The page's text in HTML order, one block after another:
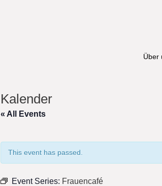
Über
Kalender
« All Events
This event has passed.
Event Series: Frauencafé